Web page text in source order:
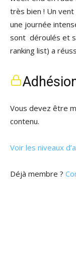
très bien ! Un
une journée
sont déroulés et
ranking list) a
Vous devez être
contenu.
Voir les niveaux
Déjà membre ?